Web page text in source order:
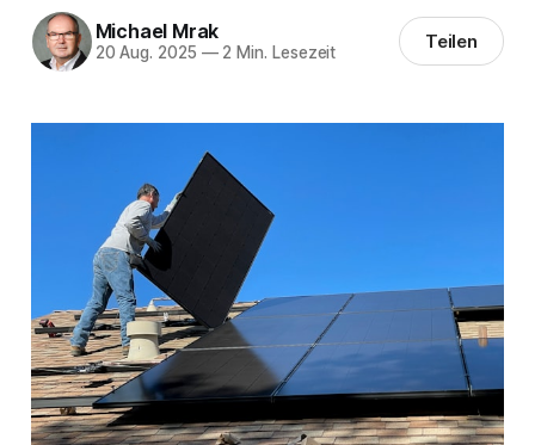
Michael Mrak
20 Aug. 2025 —2 Min. Lesezeit Teilen